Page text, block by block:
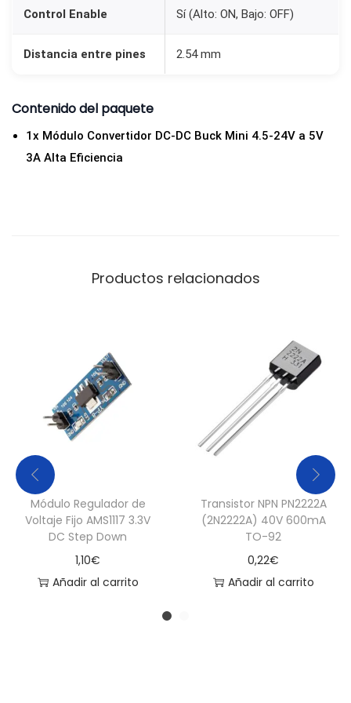
Control Enable Sí (Alto: ON, Bajo: OFF)
Distancia entre pines 2.54 mm
Contenido del paquete
1x Módulo Convertidor DC-DC Buck Mini 4.5-24V a 5V
3A Alta Eficiencia
Productos relacionados
Módulo Regulador de
Voltaje Fijo AMS1117 3.3V
DC Step Down
1,10€
Añadir al carrito
Transistor NPN PN2222A
(2N2222A) 40V 600mA
TO-92
0,22€
Añadir al carrito